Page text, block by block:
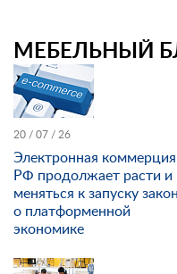
МЕБЕЛЬНЫЙ
20 / 07 / 26
Электронная
РФ продолжает расти и
меняться к запуску
о платформенной
экономике